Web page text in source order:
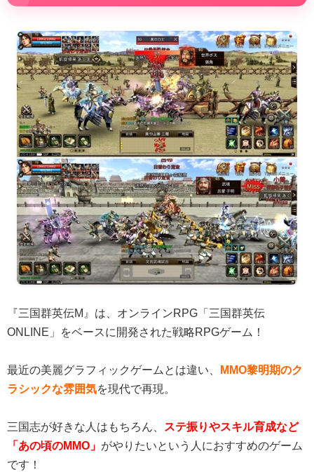
『三国群英伝M』は、オンラインRPG「三国群英伝
ONLINE」をベースに開発された戦略RPGゲーム！
最近の美麗グラフィックゲームとは違い、
MMO黎明期のク
ラシックな雰囲気を現代で再現。
三国志が好きな人はもちろん、
ステ振りやスキル育成など
「あの頃のMMO」 がやりたいという人におすすめのゲーム
です！